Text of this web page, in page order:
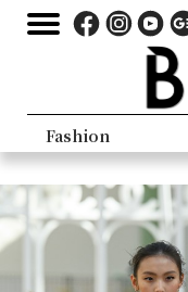
Fashion